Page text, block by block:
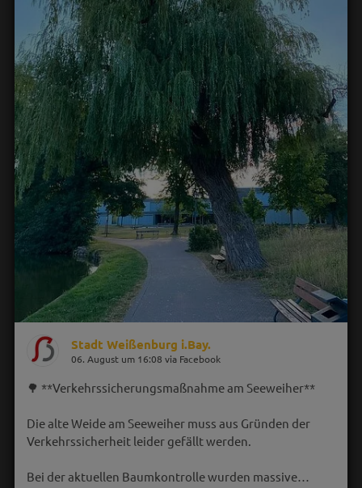
Stadt Weißenburg i.Bay.
06. August um 16:08 via Facebook
🌳 **Verkehrssicherungsmaßnahme am Seeweiher**
Die alte Weide am Seeweiher muss aus Gründen der
Verkehrssicherheit leider gefällt werden.
Bei der aktuellen Baumkontrolle wurden massive…